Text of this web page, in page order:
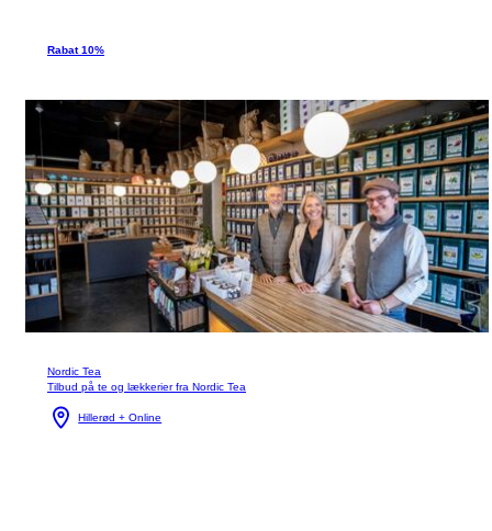
Rabat 10%
Nordic Tea
Tilbud på te og lækkerier fra Nordic Tea
Hillerød + Online